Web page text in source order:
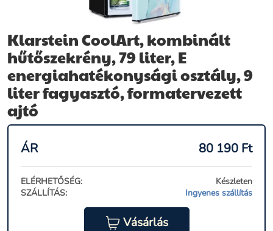
Klarstein CoolArt, kombinált
hűtőszekrény, 79 liter, E
energiahatékonysági osztály, 9
liter fagyasztó, formatervezett
ajtó
ÁR 80 190 Ft
ELÉRHETŐSÉG:
Készleten
SZÁLLÍTÁS:
Ingyenes szállítás
Vásárlás